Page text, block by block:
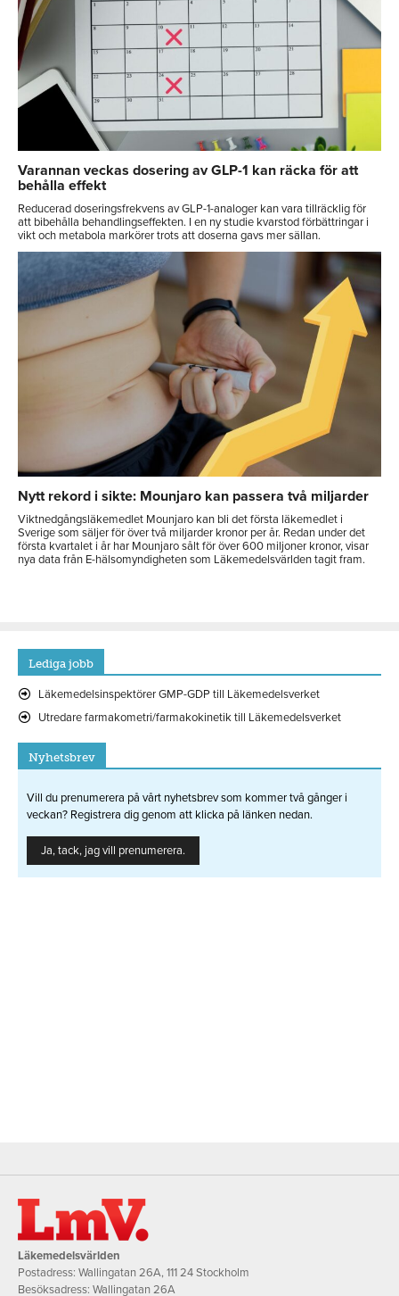
Varannan veckas dosering av GLP-1 kan räcka för att
behålla effekt
Reducerad doseringsfrekvens av GLP-1-analoger kan vara tillräcklig för
att bibehålla behandlingseffekten. I en ny studie kvarstod förbättringar i
vikt och metabola markörer trots att doserna gavs mer sällan.
Nytt rekord i sikte: Mounjaro kan passera två miljarder
Viktnedgångsläkemedlet Mounjaro kan bli det första läkemedlet i
Sverige som säljer för över två miljarder kronor per år. Redan under det
första kvartalet i år har Mounjaro sålt för över 600 miljoner kronor, visar
nya data från E-hälsomyndigheten som Läkemedelsvärlden tagit fram.
Lediga jobb
Läkemedelsinspektörer GMP-GDP till Läkemedelsverket
Utredare farmakometri/farmakokinetik till Läkemedelsverket
Nyhetsbrev
Vill du prenumerera på vårt nyhetsbrev som kommer två gånger i
veckan? Registrera dig genom att klicka på länken nedan.
Ja, tack, jag vill prenumerera.
Läkemedelsvärlden
Postadress: Wallingatan 26A, 111 24 Stockholm
Besöksadress: Wallingatan 26A